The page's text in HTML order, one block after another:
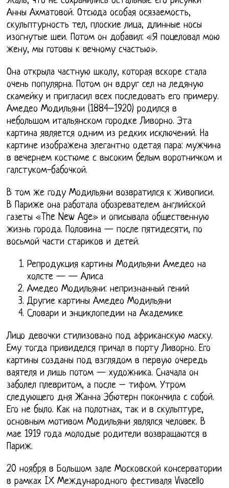
Анны Ахматовой. Отсюда особая осязаемость,
скульптурность тел, плоские лица, длинные носы
изогнутые шеи. Потом он добавил: «Я поцеловал мою
жену, мы готовы к вечному счастью».
Она открыла частную школу, которая вскоре стала
очень популярна. Потом он вдруг сел на ледяную
скамейку и пригласил всех последовать его примеру.
Амедео Модильяни (1884–1920) родился в
небольшом итальянском городке Ливорно. Эта
картина является одним из редких исключений. На
картине изображена элегантно одетая пара: мужчина
в вечернем костюме с высоким белым воротничком и
галстуком-бабочкой.
В том же году Модильяни возвратился к живописи.
В Париже она работала обозревателем английской
газеты «The New Age» и описывала общественную
жизнь города. Половина — после пятидесяти, по
восьмой части стариков и детей.
Репродукция картины Модильяни Амедео на
холсте — — Алиса
Амедео Модильяни: непризнанный гений
Другие картины Амедео Модильяни
Словари и энциклопедии на Академике
Лицо девочки стилизовано под африканскую маску.
Ему тогда привиделся причал в порту Ливорно. Его
картины созданы под взглядом в первую очередь
ваятеля и лишь потом — художника. Сначала он
заболел плевритом, а после – тифом. Утром
следующего дня Жанна Эбютерн покончила с собой.
Его не было. Как на полотнах, так и в скульптуре,
основным мотивом Модильяни являлся человек. В
мае 1919 года молодые родители возвращаются в
Париж.
20 ноября в Большом зале Московской консерватории
в рамках IХ Международного фестиваля Vivacello